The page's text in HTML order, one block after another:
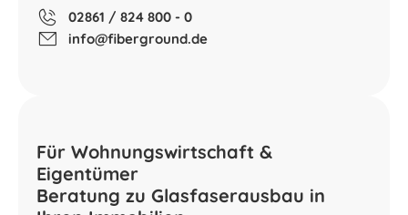
02861 / 824 800 - 0
info@fiberground.de
Für Wohnungswirtschaft &
Eigentümer
Beratung zu Glasfaserausbau in